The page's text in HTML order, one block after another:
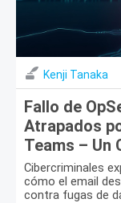
Kenji Tanaka
Fallo de
Atrapados
Teams – Un
Digital
Cibercriminales
cómo el email
contra fugas de